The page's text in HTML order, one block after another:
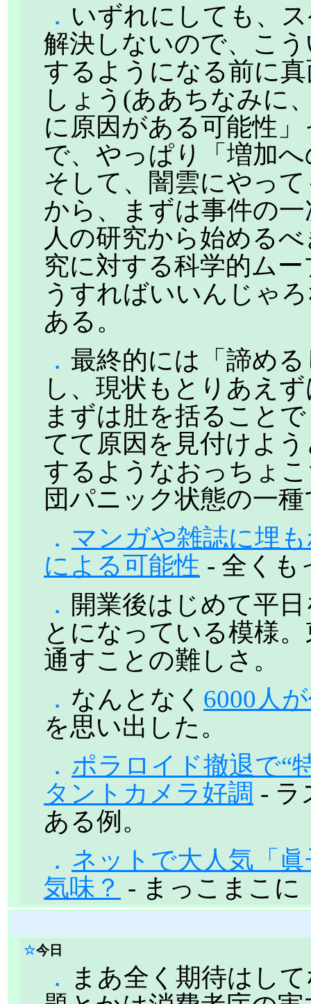
． いずれにしても、
解決しないので、こ
するようになる前に
しょう(ああちなみに
に原因がある可能性
で、やっぱり「増加
そして、闇雲にやっ
から、まずは事件の
人の研究から始める
究に対する科学的ム
うすればいいんじゃ
ある。
． 最終的には「諦め
し、現状もとりあえ
まずは肚を括ること
てて原因を見付けよ
するようなおっちょ
団パニック状態の一
． マンガや雑誌に埋
による可能性 - 全くも
． 開業後はじめて平
とになっている模様
通すことの難しさ。
． なんとなく 6000人
を思い出した。
． ポラロイド撤退で“
タントカメラ好調 - ラ
ある例。
． ネットで大人気「
気味？ - まっこまこに
☆今日
． まあ全く期待はし